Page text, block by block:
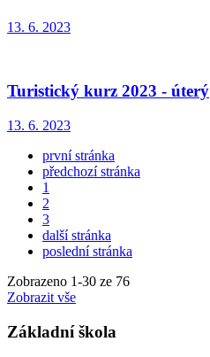
13. 6. 2023
Turistický kurz 2023 - úterý
13. 6. 2023
první stránka
předchozí stránka
1
2
3
další stránka
poslední stránka
Zobrazeno 1-30 ze 76
Zobrazit vše
Základní škola